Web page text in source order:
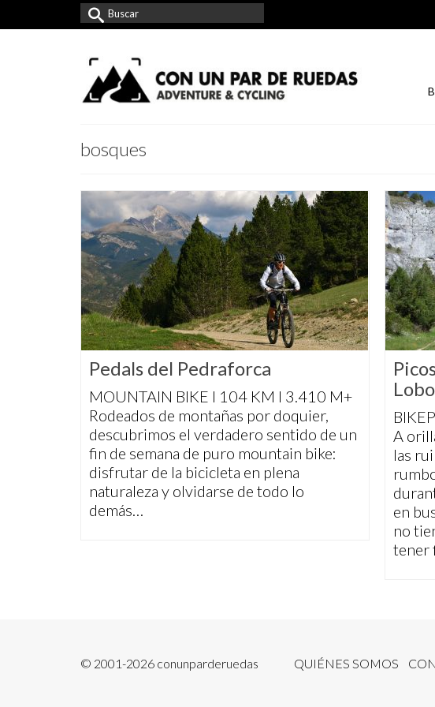
Buscar
por:
bosques
Pedals del Pedraforca
MOUNTAIN BIKE I 104 KM I 3.410 M+
Rodeados de montañas por doquier,
descubrimos el verdadero sentido de un
fin de semana de puro mountain bike:
disfrutar de la bicicleta en plena
naturaleza y olvidarse de todo lo
demás…
A
las
en
no
tener
QUIÉNES SOMOS
© 2001-2026 conunparderuedas